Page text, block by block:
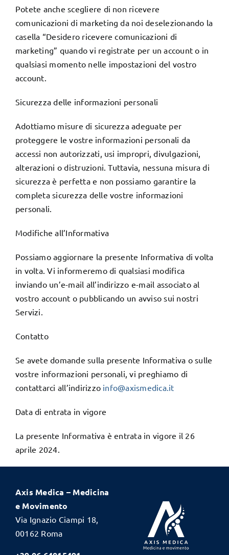
Potete anche scegliere di non ricevere
comunicazioni di marketing da noi deselezionando la
casella “Desidero ricevere comunicazioni di
marketing” quando vi registrate per un account o in
qualsiasi momento nelle impostazioni del vostro
account.
Sicurezza delle informazioni personali
Adottiamo misure di sicurezza adeguate per
proteggere le vostre informazioni personali da
accessi non autorizzati, usi impropri, divulgazioni,
alterazioni o distruzioni. Tuttavia, nessuna misura di
sicurezza è perfetta e non possiamo garantire la
completa sicurezza delle vostre informazioni
personali.
Modifiche all’Informativa
Possiamo aggiornare la presente Informativa di volta
in volta. Vi informeremo di qualsiasi modifica
inviando un’e-mail all’indirizzo e-mail associato al
vostro account o pubblicando un avviso sui nostri
Servizi.
Contatto
Se avete domande sulla presente Informativa o sulle
vostre informazioni personali, vi preghiamo di
contattarci all’indirizzo info@axismedica.it
Data di entrata in vigore
La presente Informativa è entrata in vigore il 26
aprile 2024.
Axis Medica – Medicina
e Movimento
Via Ignazio Ciampi 18,
00162 Roma